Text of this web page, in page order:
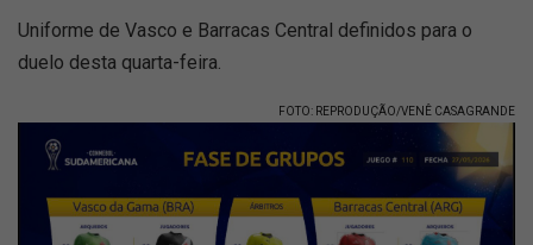
Uniforme de Vasco e Barracas Central definidos para o
duelo desta quarta-feira.
FOTO: REPRODUÇÃO/VENÊ CASAGRANDE